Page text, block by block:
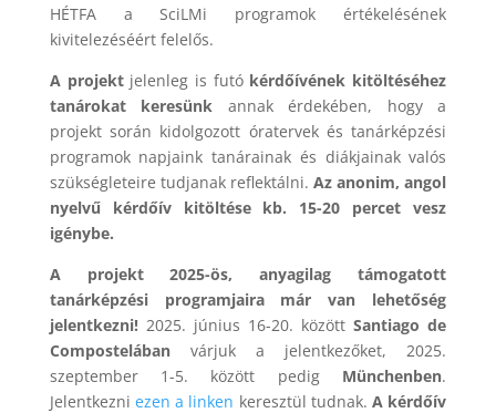
HÉTFA a SciLMi programok értékelésének
kivitelezéséért felelős.
A projektjelenleg is futó kérdőívének kitöltéséhez
tanárokat keresünk annak érdekében, hogy a
projekt során kidolgozott óratervek és tanárképzési
programok napjaink tanárainak és diákjainak valós
szükségleteire tudjanak reflektálni.Az anonim, angol
nyelvű kérdőív kitöltése kb. 15-20 percet vesz
igénybe.
A projekt 2025-ös, anyagilag támogatott
tanárképzési programjaira már van lehetőség
jelentkezni! 2025. június 16-20. közöttSantiago de
Compostelábanvárjuk a jelentkezőket, 2025.
szeptember 1-5. között pedig Münchenben.
Jelentkezni ezen a linken keresztül tudnak.A kérdőív